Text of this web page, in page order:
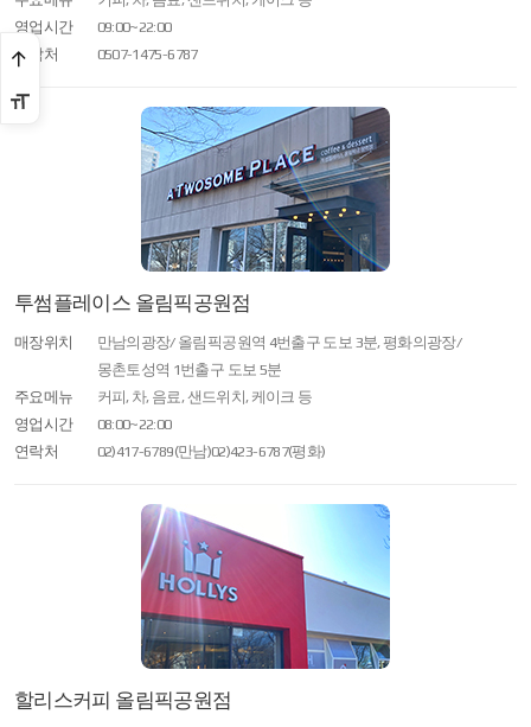
영업시간
09:00~22:00
연락처
0507-1475-6787
투썸플레이스 올림픽공원점
매장위치
만남의광장/ 올림픽공원역 4번출구 도보 3분, 평화의광장/
몽촌토성역 1번출구 도보 5분
주요메뉴
커피, 차, 음료, 샌드위치, 케이크 등
영업시간
08:00~22:00
연락처
02)417-6789(만남)02)423-6787(평화)
할리스커피 올림픽공원점